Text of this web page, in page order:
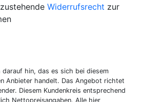
Widerrufsrecht zur
darauf hin, das es sich bei diesem
Anbieter handelt. Das Angebot richtet
Diesem Kundenkreis entsprechend
Nettopreisangaben. Alle hier